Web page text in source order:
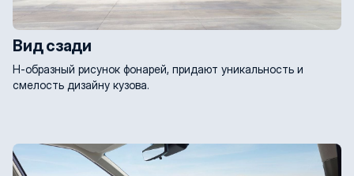
Вид сзади
Н-образный рисунок фонарей, придают уникальность и
смелость дизайну кузова.